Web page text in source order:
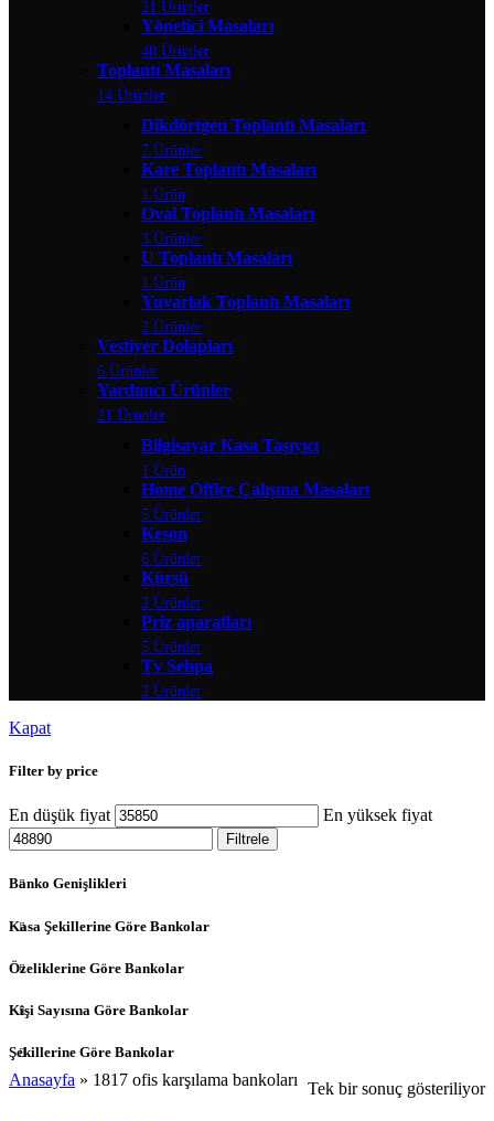
21 Ürünler
Yönetici Masaları
40 Ürünler
Toplantı Masaları
14 Ürünler
Dikdörtgen Toplantı Masaları
7 Ürünler
Kare Toplantı Masaları
1 Ürün
Oval Toplantı Masaları
3 Ürünler
U Toplantı Masaları
1 Ürün
Yuvarlak Toplantı Masaları
2 Ürünler
Vestiyer Dolapları
6 Ürünler
Yardımcı Ürünler
21 Ürünler
Bilgisayar Kasa Taşıyıcı
1 Ürün
Home Office Çalışma Masaları
5 Ürünler
Keson
6 Ürünler
Kürsü
2 Ürünler
Priz aparatları
5 Ürünler
Tv Sehpa
2 Ürünler
Kapat
Filter by price
En düşük fiyat En yüksek fiyat
Filtrele
Banko Genişlikleri
Kasa Şekillerine Göre Bankolar
Özeliklerine Göre Bankolar
Kişi Sayısına Göre Bankolar
Şekillerine Göre Bankolar
Anasayfa » 1817 ofis karşılama bankoları Tek bir sonuç gösteriliyor